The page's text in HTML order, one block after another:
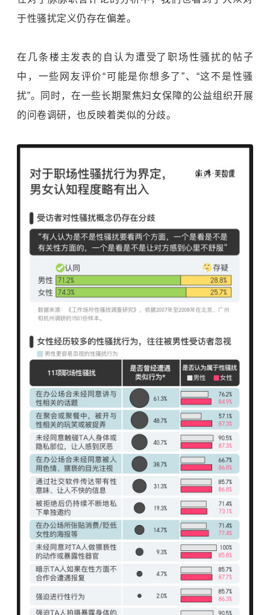
于性骚扰定义仍存在偏差。
在几条楼主发表的自认为遭受了职场性骚扰的帖子
中，一些网友评价“可能是你想多了”、“这不是性骚
扰”。同时，在一些长期聚焦妇女保障的公益组织开展
的问卷调研，也反映着类似的分歧。